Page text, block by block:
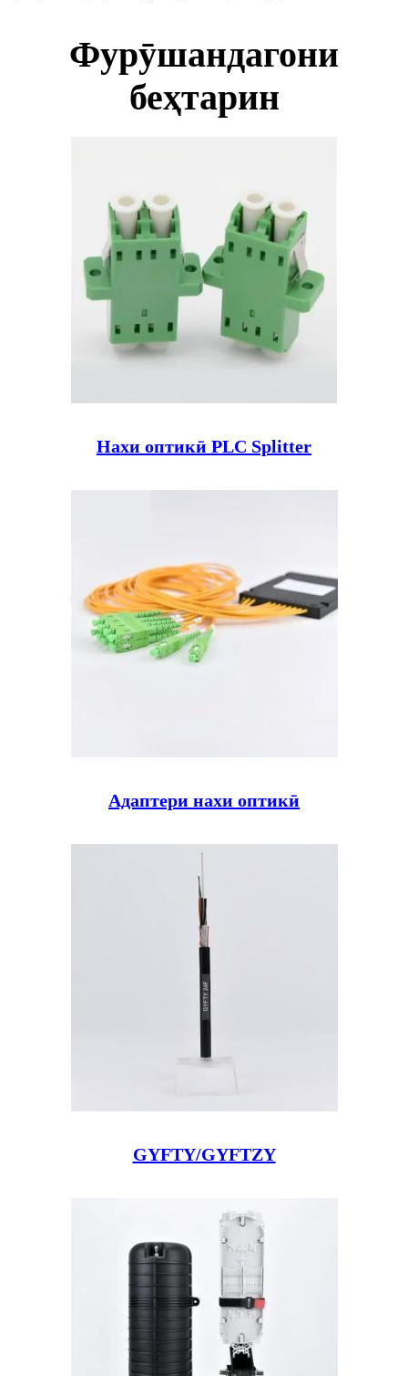
Фурӯшандагони
беҳтарин
Нахи оптикӣ PLC Splitter
Адаптери нахи оптикӣ
GYFTY/GYFTZY